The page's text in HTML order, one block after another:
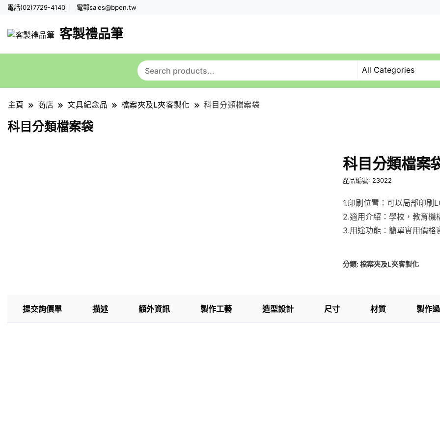
電話(02)7729-4140 電郵sales@bpen.tw
客製禮品筆
主頁 商店 文具紀念品 檔案夾及L夾客製化 科目分類檔案袋
科目分類檔案袋
科目分類檔案
產品編號: 23022
1.印刷位置：可以局部印刷
2.適用介紹：學校，教育
3.用途功能：簡單實用價格
分類:檔案夾及L夾客製化
提交詢價單 描述 額外資訊 製作工藝 造型設計 尺寸 材質 製作